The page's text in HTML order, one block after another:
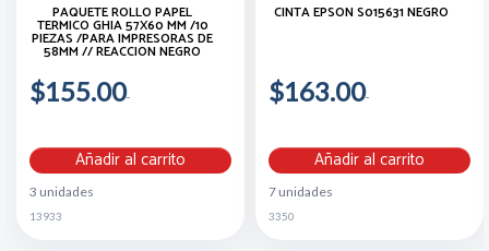
PAQUETE ROLLO PAPEL
TERMICO GHIA 57X60 MM /10
PIEZAS /PARA IMPRESORAS DE
58MM // REACCION NEGRO
$155.00
Añadir al carrito
3 unidades
13933
CINTA EPSON S015631 NEGRO
$163.00
Añadir al carrito
7 unidades
3350